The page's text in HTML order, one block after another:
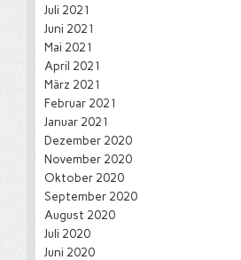
Juli 2021
Juni 2021
Mai 2021
April 2021
März 2021
Februar 2021
Januar 2021
Dezember 2020
November 2020
Oktober 2020
September 2020
August 2020
Juli 2020
Juni 2020